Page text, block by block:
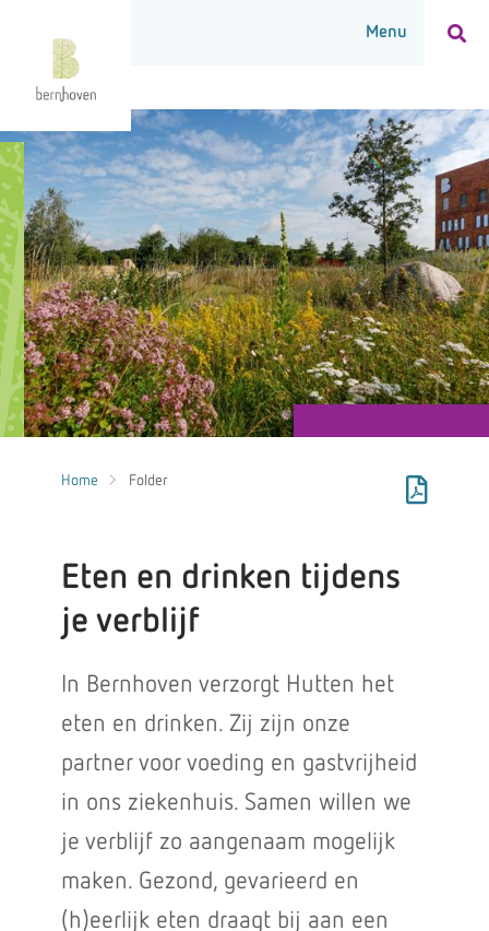
Home Folder
Eten en drinken tijdens
je verblijf
In Bernhoven verzorgt Hutten het
eten en drinken. Zij zijn onze
partner voor voeding en gastvrijheid
in ons ziekenhuis. Samen willen we
je verblijf zo aangenaam mogelijk
maken. Gezond, gevarieerd en
(h)eerlijk eten draagt bij aan een